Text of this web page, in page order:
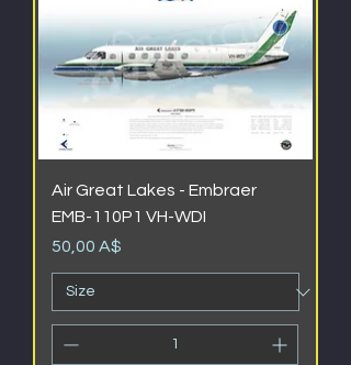
Air Great Lakes - Embraer
EMB-110P1 VH-WDI
Prezzo
50,00 A$